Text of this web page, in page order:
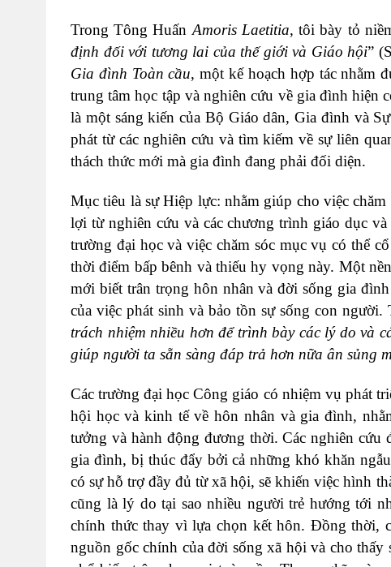
Trong Tông Huấn Amoris Laetitia, tôi bày tỏ
định đối với tương lai của thế giới và Giáo hội”
Gia đình Toàn cầu, một kế hoạch hợp tác nhằm
trung tâm học tập và nghiên cứu về gia đình
là một sáng kiến của Bộ Giáo dân, Gia đình và
phát từ các nghiên cứu và tìm kiếm về sự liên
thách thức mới mà gia đình đang phải đối diện.
Mục tiêu là sự Hiệp lực: nhằm giúp cho việc
lợi từ nghiên cứu và các chương trình giáo dục
trường đại học và việc chăm sóc mục vụ có thể
thời điểm bấp bênh và thiếu hy vọng này. Một
mới biết trân trọng hôn nhân và đời sống gia
của việc phát sinh và bảo tồn sự sống con
trách nhiệm nhiều hơn để trình bày các lý do và
giúp người ta sẵn sàng đáp trả hơn nữa ân sủng
Các trường đại học Công giáo có nhiệm vụ phát
hội học và kinh tế về hôn nhân và gia đình,
tưởng và hành động đương thời. Các nghiên cứu
gia đình, bị thúc đẩy bởi cả những khó khăn
có sự hỗ trợ đầy đủ từ xã hội, sẽ khiến việc hình
cũng là lý do tại sao nhiều người trẻ hướng tới
chính thức thay vì lựa chọn kết hôn. Đồng thời,
nguồn gốc chính của đời sống xã hội và cho